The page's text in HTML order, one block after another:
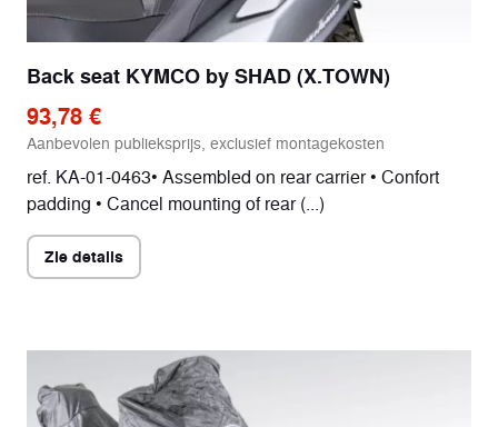
Back seat KYMCO by SHAD (X.TOWN)
93,78 €
Aanbevolen publieksprijs, exclusief montagekosten
ref. KA-01-0463• Assembled on rear carrier • Confort
padding • Cancel mounting of rear (...)
Zie details